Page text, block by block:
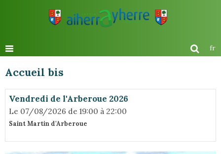
fr
Accueil bis
Vendredi de l'Arberoue 2026
Le 07/08/2026 de 19:00 à 22:00
Saint Martin d'Arberoue